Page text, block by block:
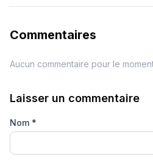
Commentaires
Aucun commentaire pour le
Laisser un commentaire
Nom *